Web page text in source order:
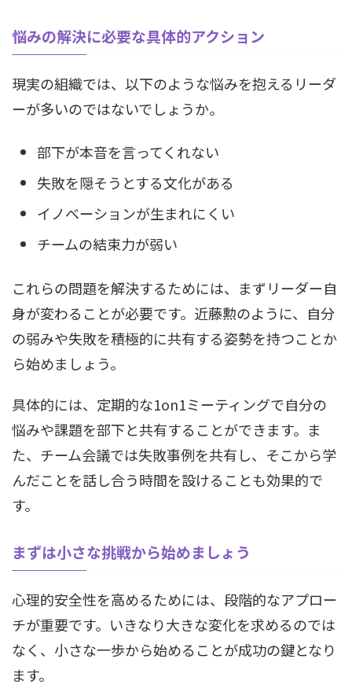
悩みの解決に必要な具体的アクション
現実の組織では、以下のような悩みを抱えるリーダ
ーが多いのではないでしょうか。
部下が本音を言ってくれない
失敗を隠そうとする文化がある
イノベーションが生まれにくい
チームの結束力が弱い
これらの問題を解決するためには、まずリーダー自
身が変わることが必要です。近藤勲のように、自分
の弱みや失敗を積極的に共有する姿勢を持つことか
ら始めましょう。
具体的には、定期的な1on1ミーティングで自分の
悩みや課題を部下と共有することができます。ま
た、チーム会議では失敗事例を共有し、そこから学
んだことを話し合う時間を設けることも効果的で
す。
まずは小さな挑戦から始めましょう
心理的安全性を高めるためには、段階的なアプロー
チが重要です。いきなり大きな変化を求めるのでは
なく、小さな一歩から始めることが成功の鍵となり
ます。